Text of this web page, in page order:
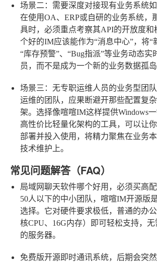
场景二：需要深度对接现有业务系统
在使用OA、ERP或自研的业务系统，
具时，必须重点考察其API的开放度和
个好的IM应该能作为“消息中心”，将“
“库存预警”、“Bug指派”等业务动态实
员，而不是成为一个新的业务数据孤岛
场景三：无专职运维人员的业务型团队
运维的团队，应果断避开那些配置复
架。选择像喧喧IM这样提供Windows
高性价比轻量化架构的工具，可以让
部署并投入使用，将精力聚焦在业务
技术维护上。
常见问题解答（FAQ）
局域网聊天软件哪个好用，必须买高配
50人以下的中小团队，喧喧IM开源版
选择。它对硬件要求极低，普通的办
核CPU、16G内存）即可轻松支持，
的服务器。
免费版开源即时通讯系统，后期会突